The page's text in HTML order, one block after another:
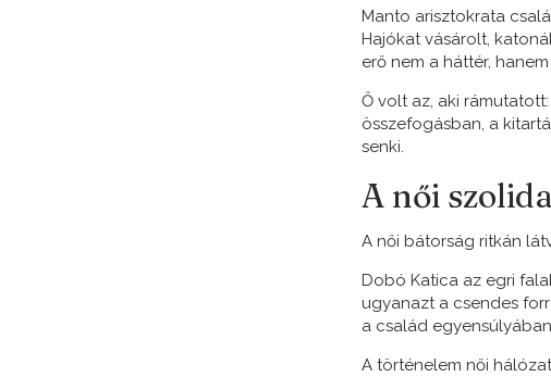
Manto arisztokrata
Hajókat vásárolt,
erő nem a háttér,
Ő volt az, aki
összefogásban, a
senki.
A női
A női bátorság ritkán
Dobó Katica az egri
ugyanazt a csendes
a család
A történelem női